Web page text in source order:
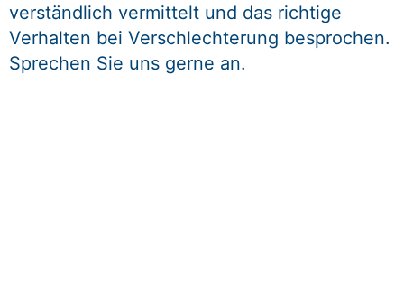
verständlich vermittelt und das richtige
Verhalten bei Verschlechterung besprochen.
Sprechen Sie uns gerne an.